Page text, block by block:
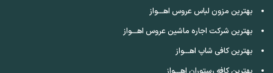
بهترین مزون لباس عروس اهـــواز
بهترین شرکت اجاره ماشین عروس اهـــواز
بهترین کافی شاپ اهـــواز